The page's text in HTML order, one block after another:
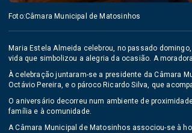
Foto:Câmara Municipal de Matosinhos
Maria Estela Almeida celebrou, no passado
vida que simbolizou a alegria da ocasião. A
À celebração juntaram-se a presidente da Câmara
Octávio Pereira, e o pároco Ricardo Silva, que
O aniversário decorreu num ambiente de
família e à comunidade.
A Câmara Municipal de Matosinhos associou-se à